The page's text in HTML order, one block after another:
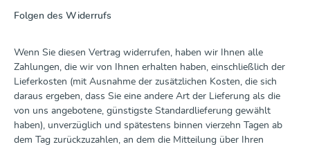
Folgen des Widerrufs
Wenn Sie diesen Vertrag widerrufen, haben wir Ihnen alle
Zahlungen, die wir von Ihnen erhalten haben, einschließlich der
Lieferkosten (mit Ausnahme der zusätzlichen Kosten, die sich
daraus ergeben, dass Sie eine andere Art der Lieferung als die
von uns angebotene, günstigste Standardlieferung gewählt
haben), unverzüglich und spätestens binnen vierzehn Tagen ab
dem Tag zurückzuzahlen, an dem die Mitteilung über Ihren